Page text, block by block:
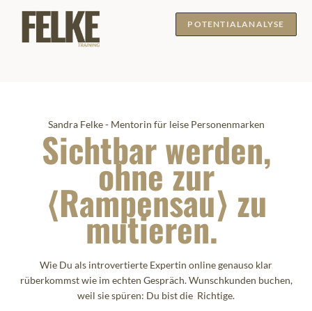
POTENTIALANALYSE
Sandra Felke - Mentorin für leise Personenmarken
Sichtbar werden,
ohne zur
⟨Rampensau⟩ zu
mutieren.
Wie Du als introvertierte Expertin online genauso klar
rüberkommst wie im echten Gespräch. Wunschkunden buchen,
weil sie spüren: Du bist die Richtige.